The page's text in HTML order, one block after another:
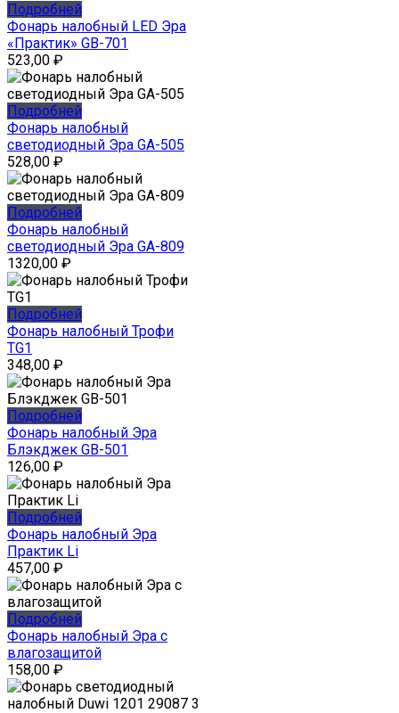
Подробней
Фонарь налобный LED Эра
«Практик» GB-701
523,00 ₽
Подробней
Фонарь налобный
светодиодный Эра GA-505
528,00 ₽
Подробней
Фонарь налобный
светодиодный Эра GA-809
1320,00 ₽
Подробней
Фонарь налобный Трофи
TG1
348,00 ₽
Подробней
Фонарь налобный Эра
Блэкджек GB-501
126,00 ₽
Подробней
Фонарь налобный Эра
Практик Li
457,00 ₽
Подробней
Фонарь налобный Эра с
влагозащитой
158,00 ₽